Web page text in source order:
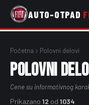
AUTO-OTPAD
Početna Polovni delovi
POLOVNI
Cene su informativnog
Prikazano 12 od 1034